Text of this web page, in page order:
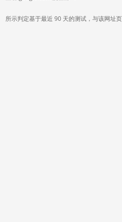
所示判定基于最近 90 天的测试，与该网址页